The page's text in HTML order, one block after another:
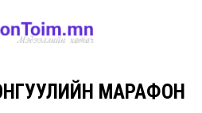
МАРАФОН